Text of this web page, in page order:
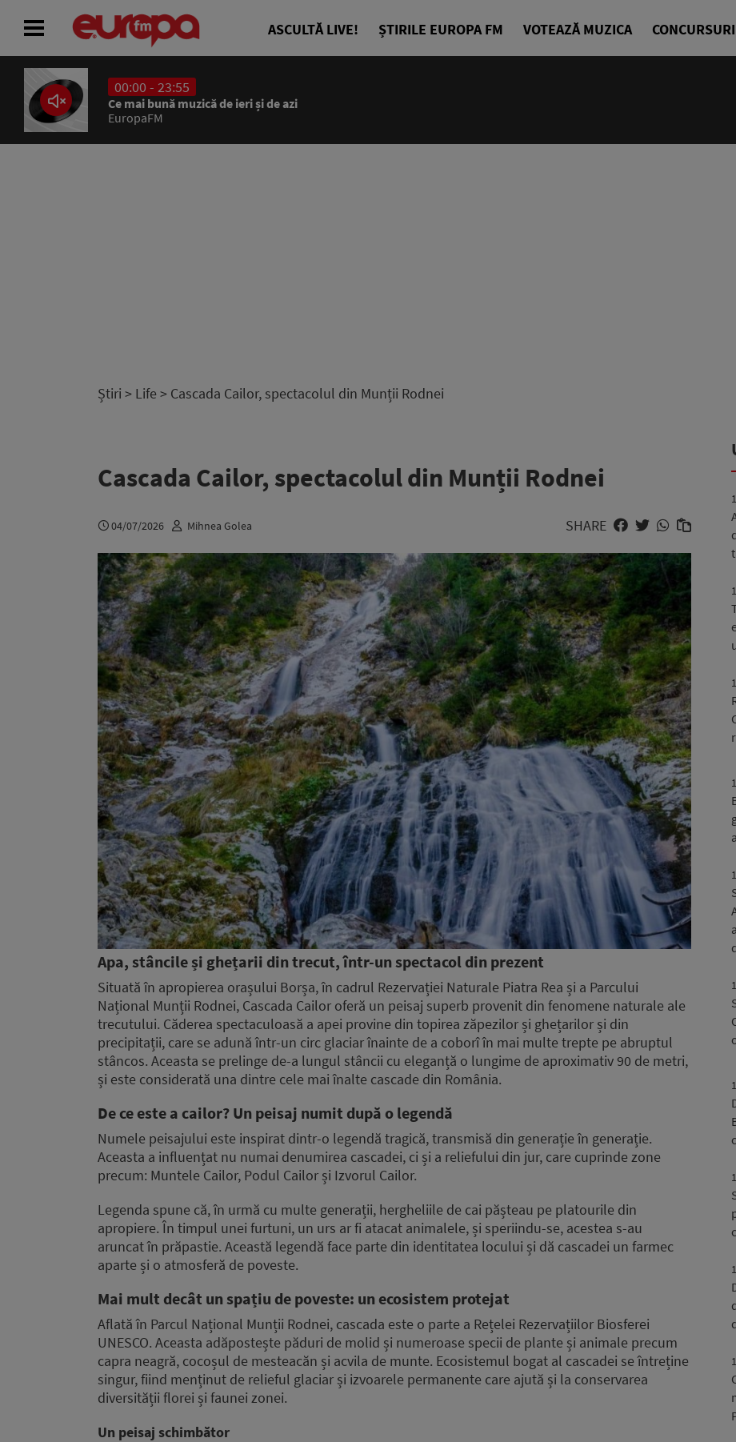
ASCULTĂ LIVE! ȘTIRILE EUROPA FM VOTEAZĂ MUZICA CONCURSURI
00:00 - 23:55
Ce mai bună muzică de ieri și de azi
EuropaFM
Știri > Life > Cascada Cailor, spectacolul din Munții Rodnei
Cascada Cailor, spectacolul din Munții Rodnei
04/07/2026 Mihnea Golea SHARE
Apa, stâncile și ghețarii din trecut, într-un spectacol din prezent
Situată în apropierea orașului Borșa, în cadrul Rezervației Naturale Piatra Rea și a Parcului
Național Munții Rodnei, Cascada Cailor oferă un peisaj superb provenit din fenomene naturale ale
trecutului. Căderea spectaculoasă a apei provine din topirea zăpezilor și ghețarilor și din
precipitații, care se adună într-un circ glaciar înainte de a coborî în mai multe trepte pe abruptul
stâncos. Aceasta se prelinge de-a lungul stâncii cu eleganță o lungime de aproximativ 90 de metri,
și este considerată una dintre cele mai înalte cascade din România.
De ce este a cailor? Un peisaj numit după o legendă
Numele peisajului este inspirat dintr-o legendă tragică, transmisă din generație în generație.
Aceasta a influențat nu numai denumirea cascadei, ci și a reliefului din jur, care cuprinde zone
precum: Muntele Cailor, Podul Cailor și Izvorul Cailor.
Legenda spune că, în urmă cu multe generații, hergheliile de cai pășteau pe platourile din
apropiere. În timpul unei furtuni, un urs ar fi atacat animalele, și speriindu-se, acestea s-au
aruncat în prăpastie. Această legendă face parte din identitatea locului și dă cascadei un farmec
aparte și o atmosferă de poveste.
Mai mult decât un spațiu de poveste: un ecosistem protejat
Aflată în Parcul Național Munții Rodnei, cascada este o parte a Rețelei Rezervațiilor Biosferei
UNESCO. Aceasta adăpostește păduri de molid și numeroase specii de plante și animale precum
capra neagră, cocoșul de mesteacăn și acvila de munte. Ecosistemul bogat al cascadei se întreține
singur, fiind menținut de relieful glaciar și izvoarele permanente care ajută și la conservarea
diversității florei și faunei zonei.
Un peisaj schimbător
ACASĂ
ȘTIRI